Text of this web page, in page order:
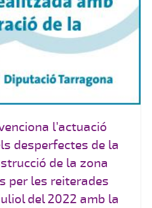
l’actuació
desperfectes de la
de la zona
per les reiterades
del 2022 amb la